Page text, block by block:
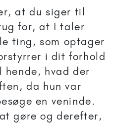
at du siger til
for, at I taler
ting, som optager
i dit forhold
hvad der
da hun var
en veninde.
gøre og derefter,